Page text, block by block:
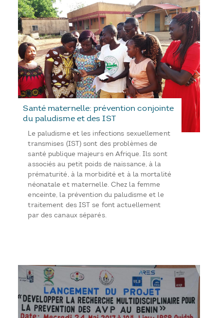
Santé maternelle: prévention conjointe
du paludisme et des IST
Le paludisme et les infections sexuellement
transmises (IST) sont des problèmes de
santé publique majeurs en Afrique. Ils sont
associés au petit poids de naissance, à la
prématurité, à la morbidité et à la mortalité
néonatale et maternelle. Chez la femme
enceinte, la prévention du paludisme et le
traitement des IST se font actuellement
par des canaux séparés.